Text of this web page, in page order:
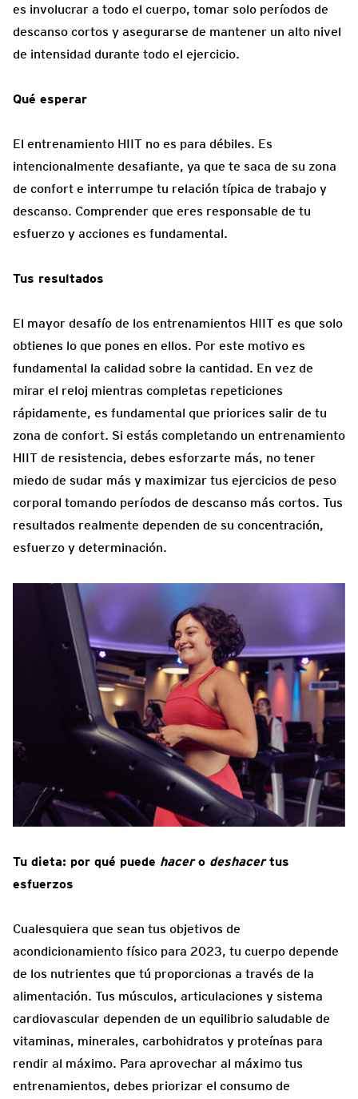
es involucrar a todo el cuerpo, tomar solo períodos de
descanso cortos y asegurarse de mantener un alto nivel
de intensidad durante todo el ejercicio.
Qué esperar
El entrenamiento HIIT no es para débiles. Es
intencionalmente desafiante, ya que te saca de su zona
de confort e interrumpe tu relación típica de trabajo y
descanso. Comprender que eres responsable de tu
esfuerzo y acciones es fundamental.
Tus resultados
El mayor desafío de los entrenamientos HIIT es que solo
obtienes lo que pones en ellos. Por este motivo es
fundamental la calidad sobre la cantidad. En vez de
mirar el reloj mientras completas repeticiones
rápidamente, es fundamental que priorices salir de tu
zona de confort. Si estás completando un entrenamiento
HIIT de resistencia, debes esforzarte más, no tener
miedo de sudar más y maximizar tus ejercicios de peso
corporal tomando períodos de descanso más cortos. Tus
resultados realmente dependen de su concentración,
esfuerzo y determinación.
Tu dieta: por qué puede hacero deshacertus
esfuerzos
Cualesquiera que sean tus objetivos de
acondicionamiento físico para 2023, tu cuerpo depende
de los nutrientes que tú proporcionas a través de la
alimentación. Tus músculos, articulaciones y sistema
cardiovascular dependen de un equilibrio saludable de
vitaminas, minerales, carbohidratos y proteínas para
rendir al máximo. Para aprovechar al máximo tus
entrenamientos, debes priorizar el consumo de